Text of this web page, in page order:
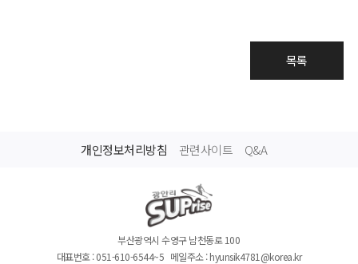
목록
개인정보처리방침 관련사이트 Q&A
부산광역시 수영구 남천동로 100
대표번호 : 051-610-6544~5 메일주소 : hyunsik4781@korea.kr